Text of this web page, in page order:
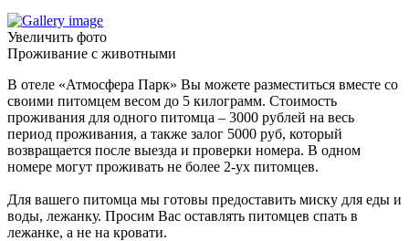
Увеличить фото
Проживание с животными
В отеле «Атмосфера Парк» Вы можете разместиться вместе со
своими питомцем весом до 5 килограмм. Стоимость
проживания для одного питомца – 3000 рублей на весь
период проживания, а также залог 5000 руб, который
возвращается после выезда и проверки номера. В одном
номере могут проживать не более 2-ух питомцев.
Для вашего питомца мы готовы предоставить миску для еды и
воды, лежанку. Просим Вас оставлять питомцев спать в
лежанке, а не на кровати.